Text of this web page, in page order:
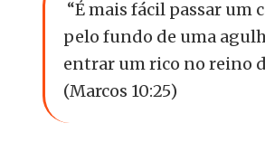
“É mais fácil passar um
pelo fundo de uma
entrar um rico no reino
(Marcos 10:25)